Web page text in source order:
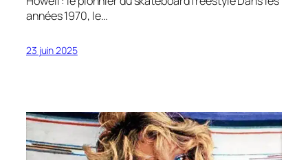
années 1970, le…
23 juin 2025